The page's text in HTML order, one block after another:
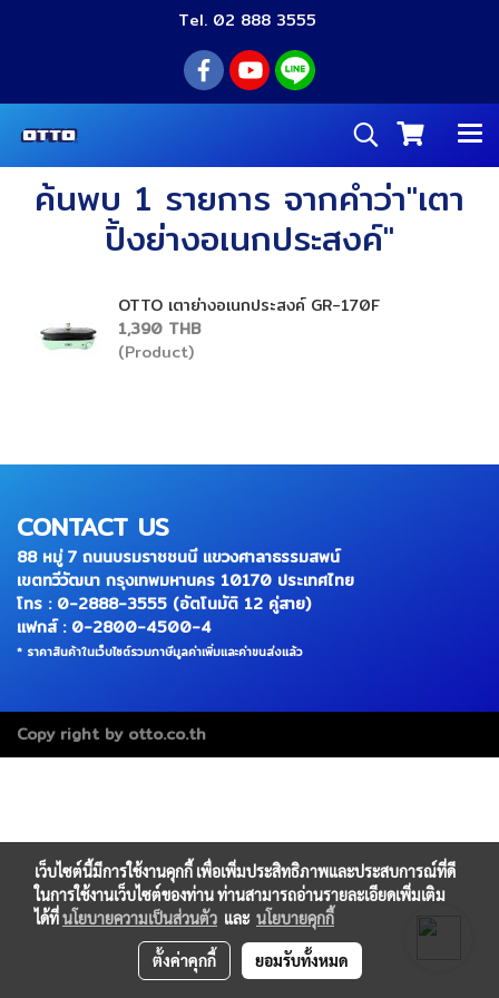
Tel. 02 888 3555
ค้นพบ 1 รายการ จากคำว่า"เตา
ปิ้งย่างอเนกประสงค์"
OTTO เตาย่างอเนกประสงค์ GR-170F
1,390 THB
(Product)
CONTACT US
88 หมู่ 7 ถนนบรมราชชนนี แขวงศาลาธรรมสพน์
เขตทวีวัฒนา กรุงเทพมหานคร 10170 ประเทศไทย
โทร : 0-2888-3555 (อัตโนมัติ 12 คู่สาย)
แฟกส์ : 0-2800-4500-4
* ราคาสินค้าในเว็บไซต์รวมภาษีมูลค่าเพิ่มและค่าขนส่งแล้ว
Copy right by otto.co.th
เว็บไซต์นี้มีการใช้งานคุกกี้ เพื่อเพิ่มประสิทธิภาพและประสบการณ์ที่ดี
ในการใช้งานเว็บไซต์ของท่าน ท่านสามารถอ่านรายละเอียดเพิ่มเติม
ได้ที่นโยบายความเป็นส่วนตัว และ นโยบายคุกกี้
ตั้งค่าคุกกี้ ยอมรับทั้งหมด